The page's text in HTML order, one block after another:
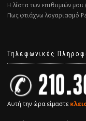
Η λίστα των επιθυμιών μου
Πως φτιάχνω λογαριασμό
Τηλεφωνικές
Αυτή την ώρα είμαστε